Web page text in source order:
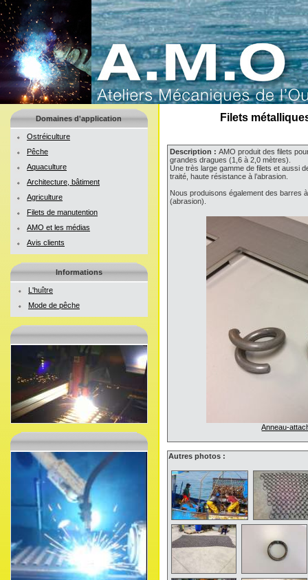
Domaines d'application
Ostréiculture
Pêche
Aquaculture
Architecture, bâtiment
Agriculture
Filets de manutention
AMO et les médias
Avis clients
Informations
L'huître
Mode de pêche
Filets
Description : AMO produit des filets
grandes dragues (1,6 à 2,0 mètres).
Une très large gamme de filets et aussi
traité, haute résistance à l’abrasion.
Nous produisons également des barres
(abrasion).
Anneau-
Autres photos :